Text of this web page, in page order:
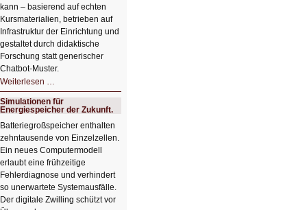
kann – basierend auf echten
Kursmaterialien, betrieben auf
Infrastruktur der Einrichtung und
gestaltet durch didaktische
Forschung statt generischer
Chatbot‑Muster.
Weiterlesen …
KI-
System
zur
Lernunterstützung
von
Studierenden
Simulationen für
Energiespeicher der Zukunft.
Batteriegroßspeicher enthalten
zehntausende von Einzelzellen.
Ein neues Computermodell
erlaubt eine frühzeitige
Fehlerdiagnose und verhindert
so unerwartete Systemausfälle.
Der digitale Zwilling schützt vor